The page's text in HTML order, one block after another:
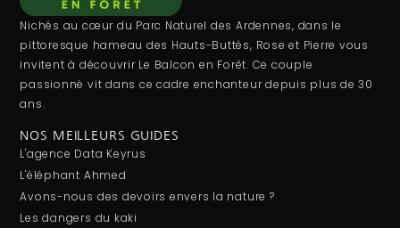
Nichés au cœur du Parc Naturel des Ardennes, dans le
pittoresque hameau des Hauts-Buttés, Rose et Pierre vous
invitent à découvrir Le Balcon en Forêt. Ce couple
passionné vit dans ce cadre enchanteur depuis plus de 30
ans.
NOS MEILLEURS GUIDES
L'agence Data Keyrus
L'éléphant Ahmed
Avons-nous des devoirs envers la nature ?
Les dangers du kaki